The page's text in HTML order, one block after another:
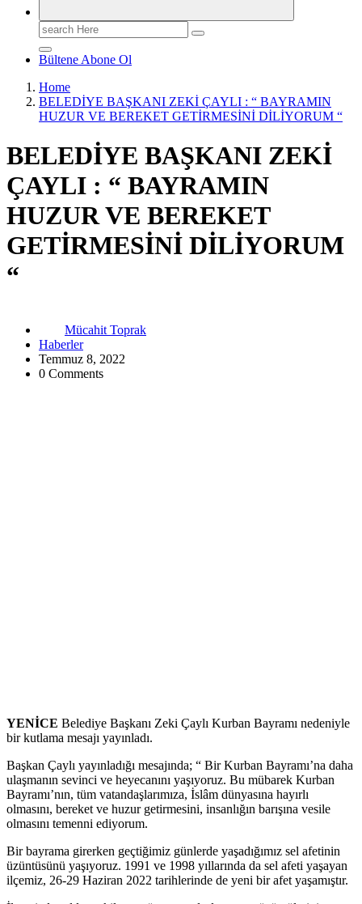
Search
for:
Bültene Abone Ol
Home
BELEDİYE BAŞKANI ZEKİ ÇAYLI : “ BAYRAMIN
HUZUR VE BEREKET GETİRMESİNİ DİLİYORUM “
BELEDİYE BAŞKANI ZEKİ
ÇAYLI : “ BAYRAMIN
HUZUR VE BEREKET
GETİRMESİNİ DİLİYORUM
“
Mücahit Toprak
Haberler
Temmuz 8, 2022
0 Comments
YENİCE Belediye Başkanı Zeki Çaylı Kurban Bayramı nedeniyle
bir kutlama mesajı yayınladı.
Başkan Çaylı yayınladığı mesajında; “ Bir Kurban Bayramı’na daha
ulaşmanın sevinci ve heyecanını yaşıyoruz. Bu mübarek Kurban
Bayramı’nın, tüm vatandaşlarımıza, İslâm dünyasına hayırlı
olmasını, bereket ve huzur getirmesini, insanlığın barışına vesile
olmasını temenni ediyorum.
Bir bayrama girerken geçtiğimiz günlerde yaşadığımız sel afetinin
üzüntüsünü yaşıyoruz. 1991 ve 1998 yıllarında da sel afeti yaşayan
ilçemiz, 26-29 Haziran 2022 tarihlerinde de yeni bir afet yaşamıştır.